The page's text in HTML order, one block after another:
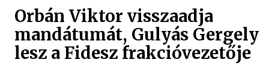
Orbán Viktor visszaadja
mandátumát, Gulyás Gergely
lesz a Fidesz frakcióvezetője